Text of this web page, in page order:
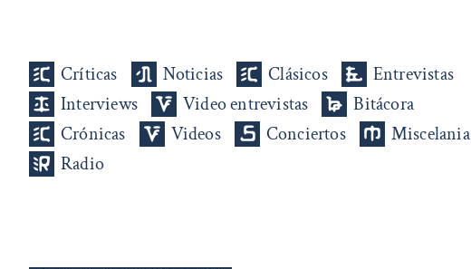
Críticas Noticias Clásicos
Entrevistas
Interviews
Video entrevistas
Bitácora
Crónicas
Videos Conciertos
Miscelania
Radio